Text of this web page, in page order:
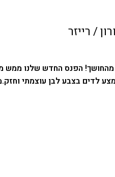
/ רייזר
הפנס החדש שלנו ממש
לדים בצבע לבן עוצמתי וחזק.